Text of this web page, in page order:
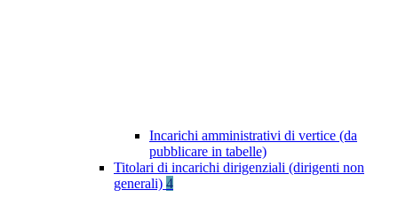
Incarichi amministrativi di vertice (da
pubblicare in tabelle)
Titolari di incarichi dirigenziali (dirigenti non
generali) 4